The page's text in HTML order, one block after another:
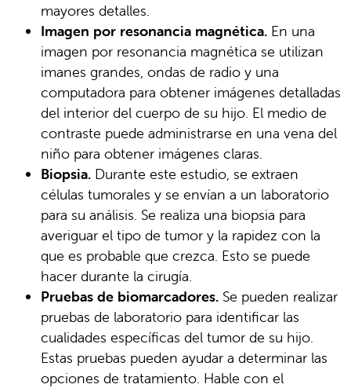
mayores detalles.
Imagen por resonancia magnética. En una
imagen por resonancia magnética se utilizan
imanes grandes, ondas de radio y una
computadora para obtener imágenes detalladas
del interior del cuerpo de su hijo. El medio de
contraste puede administrarse en una vena del
niño para obtener imágenes claras.
Biopsia. Durante este estudio, se extraen
células tumorales y se envían a un laboratorio
para su análisis. Se realiza una biopsia para
averiguar el tipo de tumor y la rapidez con la
que es probable que crezca. Esto se puede
hacer durante la cirugía.
Pruebas de biomarcadores. Se pueden realizar
pruebas de laboratorio para identificar las
cualidades específicas del tumor de su hijo.
Estas pruebas pueden ayudar a determinar las
opciones de tratamiento. Hable con el